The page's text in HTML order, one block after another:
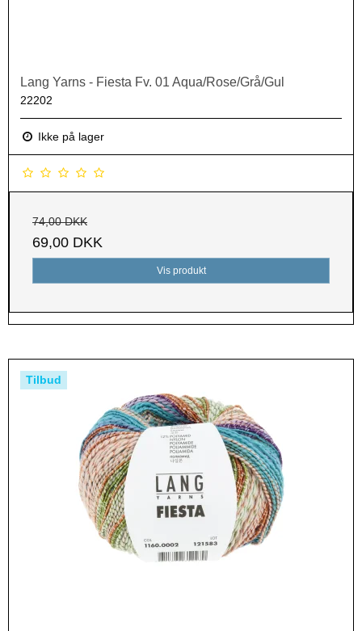
Lang Yarns - Fiesta Fv. 01 Aqua/Rose/Grå/Gul
22202
Ikke på lager
74,00 DKK
69,00 DKK
Vis produkt
Tilbud